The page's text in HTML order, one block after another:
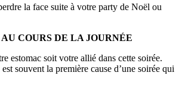
la face suite à votre party de Noël ou
COURS DE LA JOURNÉE
estomac soit votre allié dans cette soirée.
souvent la première cause d’une soirée qui